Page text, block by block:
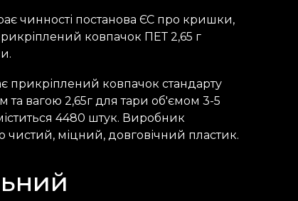
чинності постанова ЄС про кришки,
ковпачок ПЕТ 2,65 г
прикріплений ковпачок стандарту
вагою 2,65г для тари об'ємом 3-5
4480 штук. Виробник
чистий, міцний, довговічний пластик.